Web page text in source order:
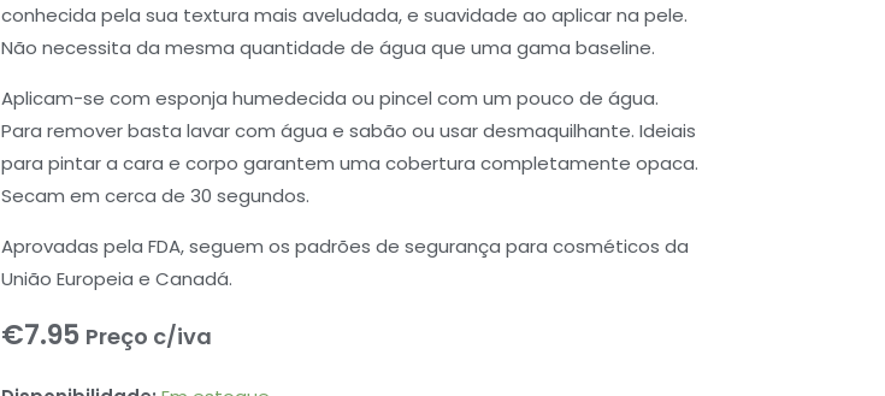
conhecida pela sua textura mais aveludada, e suavidade ao aplicar na pele.
Não necessita da mesma quantidade de água que uma gama baseline.
Aplicam-se com esponja humedecida ou pincel com um pouco de água.
Para remover basta lavar com água e sabão ou usar desmaquilhante. Ideiais
para pintar a cara e corpo garantem uma cobertura completamente opaca.
Secam em cerca de 30 segundos.
Aprovadas pela FDA, seguem os padrões de segurança para cosméticos da
União Europeia e Canadá.
€7.95 Preço c/iva